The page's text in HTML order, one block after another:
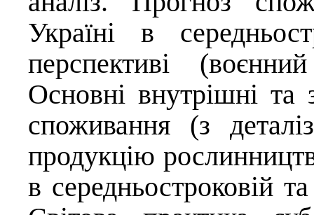
Україні в
перспективі
Основні внутрішні та
споживання (з
продукцію
в середньостроковій